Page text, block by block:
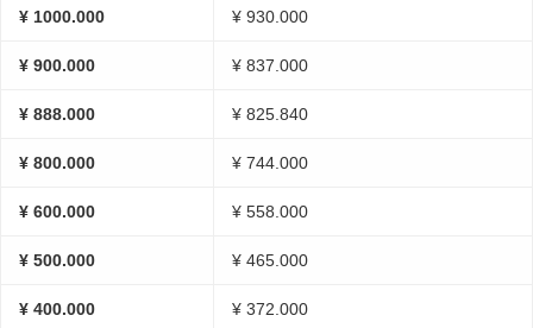
¥ 1000.000 ¥ 930.000
¥ 900.000 ¥ 837.000
¥ 888.000 ¥ 825.840
¥ 800.000 ¥ 744.000
¥ 600.000 ¥ 558.000
¥ 500.000 ¥ 465.000
¥ 400.000 ¥ 372.000